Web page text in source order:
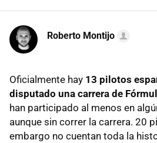
Roberto Montijo
Oficialmente hay 13 pilotos
disputado una carrera de
han participado al menos en
aunque sin correr la carrera. 20
embargo no cuentan toda la